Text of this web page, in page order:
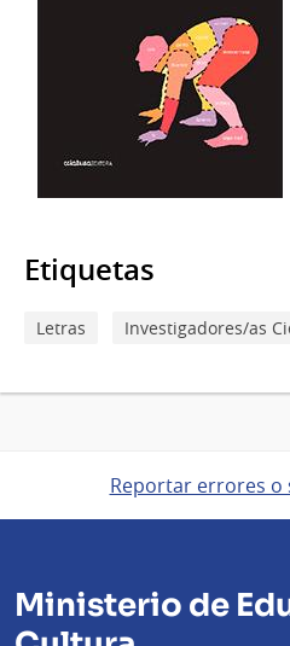
Etiquetas
Letras Investigadores/as
Reportar errores o
Ministerio de